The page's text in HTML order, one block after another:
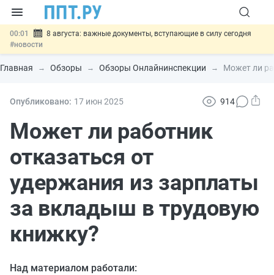
00:01
8 августа: важные документы, вступающие в силу сегодня
#новости
07.08 Подписан закон о блокировке продажи опасных товаров через
«Честный знак»#новости
07.08 Госпошлину за устранение ошибок в документах предлагают
07.08
Разработают единые критерии трудовых и ГПХ-
отношений #новости
Главная Обзоры Обзоры Онлайнинспекции Может ли
Опубликовано: 17 июн 2025 914
Может ли работник
отказаться от
удержания из зарплаты
за вкладыш в трудовую
книжку?
Над материалом работали: